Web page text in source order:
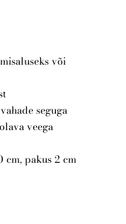
või
seguga
veega
pakus 2 cm